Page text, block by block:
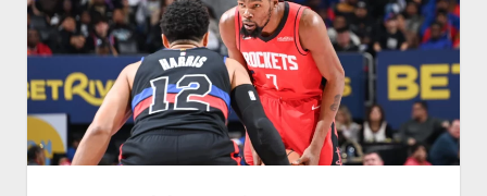
61
Poin,
Bucks
Tumbang